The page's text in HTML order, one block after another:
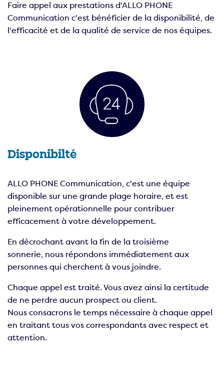
Faire appel aux prestations d'ALLO PHONE
Communication c'est bénéficier de la disponibilité, de
l'efficacité et de la qualité de service de nos équipes.
Disponibilté
ALLO PHONE Communication, c'est une équipe
disponible sur une grande plage horaire, et est
pleinement opérationnelle pour contribuer
efficacement à votre développement.
En décrochant avant la fin de la troisième
sonnerie, nous répondons immédiatement aux
personnes qui cherchent à vous joindre.
Chaque appel est traité. Vous avez ainsi la certitude
de ne perdre aucun prospect ou client.
Nous consacrons le temps nécessaire à chaque appel
en traitant tous vos correspondants avec respect et
attention.